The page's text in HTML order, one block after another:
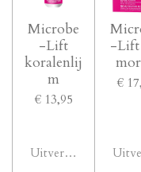
Microbe
-Lift
koralenlij
m
€ 13,95
Uitverkocht
-
€